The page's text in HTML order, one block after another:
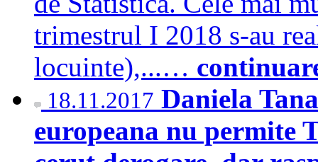
trimestrul I 2018 s-au
locuinte),...…
18.11.2017 Daniela
europeana nu permite